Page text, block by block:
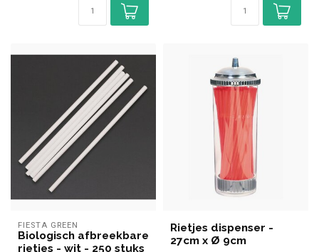
FIESTA GREEN
Biologisch afbreekbare
rietjes - wit - 250 stuks
Rietjes dispenser -
27cm x Ø 9cm